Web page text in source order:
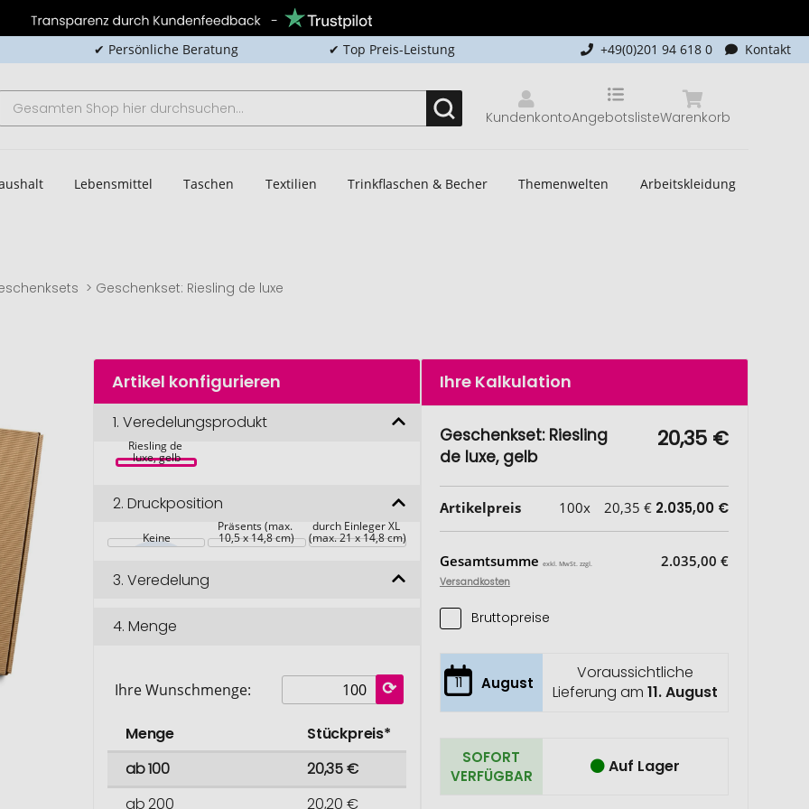
✔ Persönliche Beratung ✔ Top Preis-Leistung +49(0)201 94 618 0 Kontakt
Kundenkonto Warenkorb
Angebotsliste
Lebensmittel Taschen Textilien Trinkflaschen & Becher Themenwelten Arbeitskleidung
Geschenkset: Riesling de luxe
Artikel konfigurieren
1.Veredelungsprodukt
Riesling de
luxe, gelb
2.Druckposition
Keine
Präsents (max.
10,5 x 14,8 cm)
durch Einleger XL
(max. 21 x 14,8 cm)
3.Veredelung
4.Menge
Ihre Wunschmenge:
Menge
Stückpreis*
ab 100
20,35 €
ab 200
20,20 €
Ihre Kalkulation
Geschenkset: Riesling
de luxe, gelb
20,35 €
Artikelpreis 100x 20,35 € 2.035,00 €
Gesamtsumme exkl. MwSt. zzgl.
Versandkosten
2.035,00 €
Bruttopreise
11 August
Voraussichtliche
Lieferung am 11. August
SOFORT
VERFÜGBAR
Auf Lager